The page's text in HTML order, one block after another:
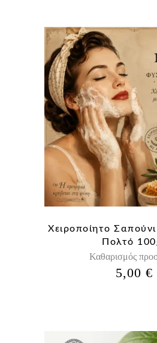
Χειροποίητο
Πολτό
Καθαρισμός
5,00€